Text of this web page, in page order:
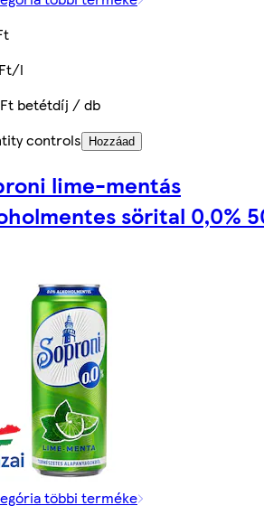
l
betétdíj / db
controls
Hozzáad
lime-mentás
sörital 0,0%
többi terméke